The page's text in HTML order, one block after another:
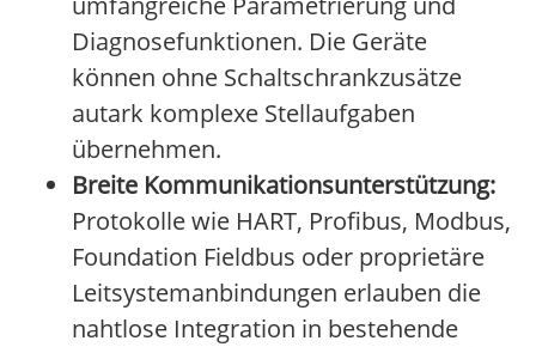
Diagnosefunktionen. Die Geräte
können ohne Schaltschrankzusätze
autark komplexe Stellaufgaben
übernehmen.
Breite Kommunikationsunterstützung:
Protokolle wie HART, Profibus, Modbus,
Foundation Fieldbus oder proprietäre
Leitsystemanbindungen erlauben die
nahtlose Integration in bestehende